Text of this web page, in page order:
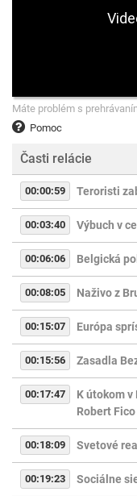
Pomoc
Máte problém s
Časti relácie
00:00:59 Teroristi
00:03:40 Výbuch v
00:06:06 Belgická
00:08:05 Naživo z
00:15:07 Európa
00:15:56 Zasadla
00:17:47
K útokom
Robert Fico
00:18:09 Svetové
00:19:23 Sociálne